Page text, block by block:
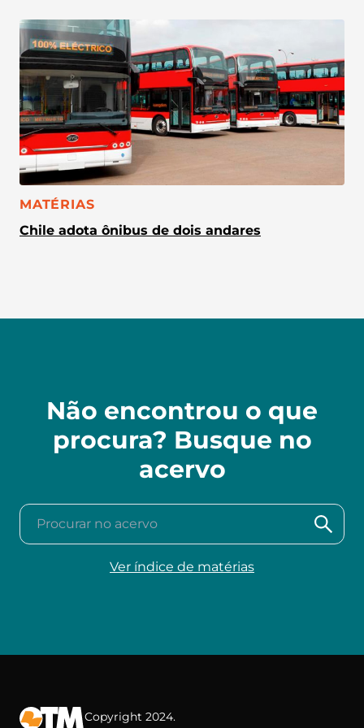
CATEGORIA:
MATÉRIAS
Chile adota ônibus de dois andares
Não encontrou o que
procura? Busque no
acervo
Procurar no acervo
Ver índice de matérias
Copyright 2024.